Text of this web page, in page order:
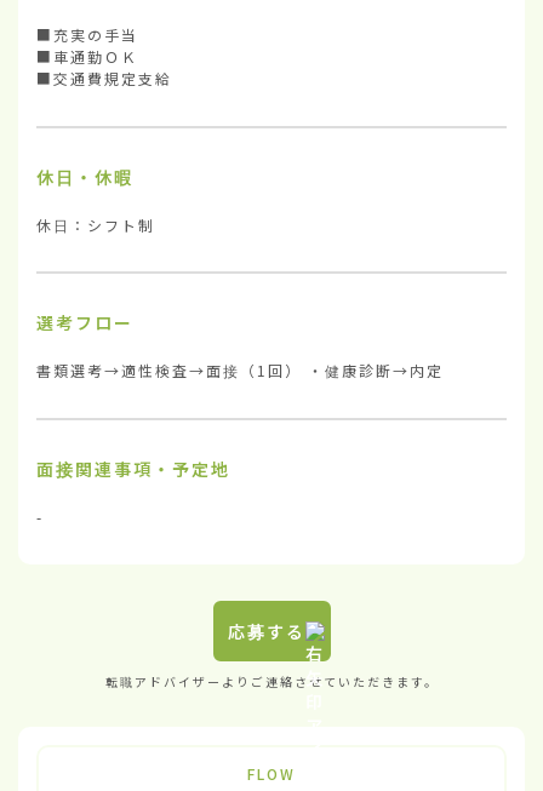
■充実の手当
■車通勤ＯＫ
■交通費規定支給
休日・休暇
休日：シフト制
選考フロー
書類選考→適性検査→面接（1回） ・健康診断→内定
面接関連事項・予定地
-
応募する
転職アドバイザーよりご連絡させていただきます。
FLOW